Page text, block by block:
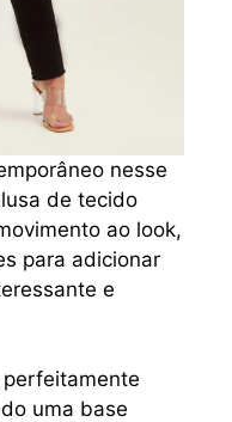
nesse
de tecido
ao look,
para adicionar
e
uma base